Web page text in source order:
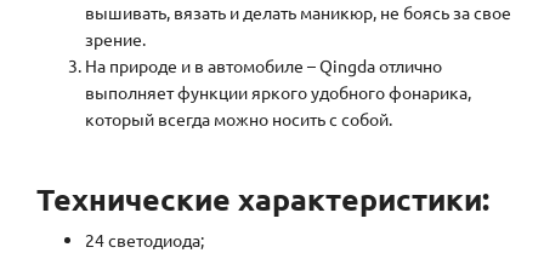
вышивать, вязать и делать маникюр, не боясь за свое
зрение.
На природе и в автомобиле – Qingda отлично
выполняет функции яркого удобного фонарика,
который всегда можно носить с собой.
Технические характеристики:
24 светодиода;